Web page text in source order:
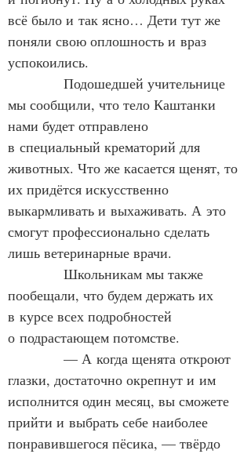
всё было и так ясно… Дети тут же
поняли свою оплошность и враз
успокоились.
Подошедшей учительнице
мы сообщили, что тело Каштанки
нами будет отправлено
в специальный крематорий для
животных. Что же касается щенят, то
их придётся искусственно
выкармливать и выхаживать. А это
смогут профессионально сделать
лишь ветеринарные врачи.
Школьникам мы также
пообещали, что будем держать их
в курсе всех подробностей
о подрастающем потомстве.
— А когда щенята откроют
глазки, достаточно окрепнут и им
исполнится один месяц, вы сможете
прийти и выбрать себе наиболее
понравившегося пёсика, — твёрдо